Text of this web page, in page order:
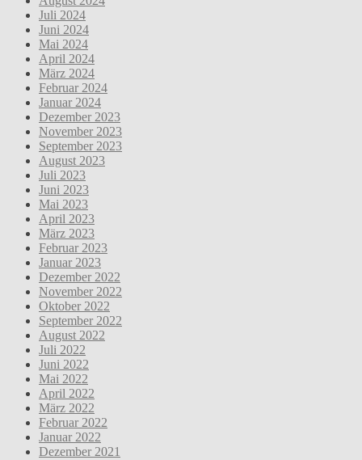
Juli 2024
Juni 2024
Mai 2024
April 2024
März 2024
Februar 2024
Januar 2024
Dezember 2023
November 2023
September 2023
August 2023
Juli 2023
Juni 2023
Mai 2023
April 2023
März 2023
Februar 2023
Januar 2023
Dezember 2022
November 2022
Oktober 2022
September 2022
August 2022
Juli 2022
Juni 2022
Mai 2022
April 2022
März 2022
Februar 2022
Januar 2022
Dezember 2021